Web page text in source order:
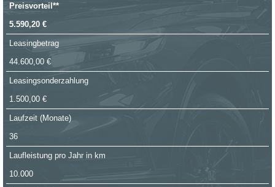
Preisvorteil**
5.590,20 €
Leasingbetrag
44.600,00 €
Leasingsonderzahlung
1.500,00 €
Laufzeit (Monate)
36
Laufleistung pro Jahr in km
10.000